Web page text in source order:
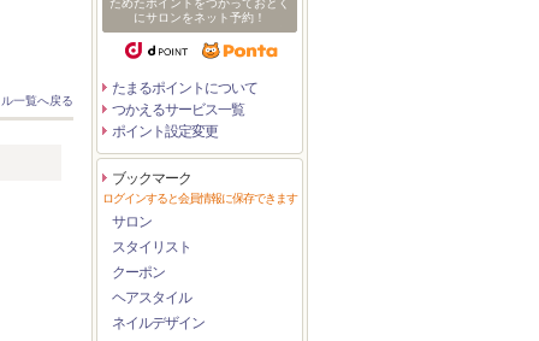
一覧へ戻る
ためたポイントをつかっておとく
にサロンをネット予約！
たまるポイントについて
つかえるサービス一覧
ポイント設定変更
ブックマーク
ログインすると会員情報に保存できます
サロン
スタイリスト
クーポン
ヘアスタイル
ネイルデザイン